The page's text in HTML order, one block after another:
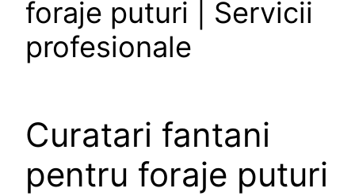
foraje puturi | Servicii
profesionale
Curatari fantani
pentru foraje puturi